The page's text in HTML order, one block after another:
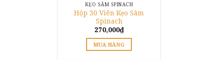
KẸO SÂM SPINACH
Hộp 30 Viên Kẹo Sâm
Spinach
270,000₫
MUA HÀNG